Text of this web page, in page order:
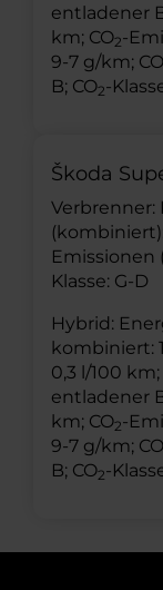
entladener
km; CO2-
9-7 g/km; CO
B; CO2-
Škoda
Verbrenner:
Emissionen
Klasse: G-D
Hybrid:
kombiniert:
0,3 l/100
entladener
km; CO2-
9-7 g/km; CO
B; CO2-